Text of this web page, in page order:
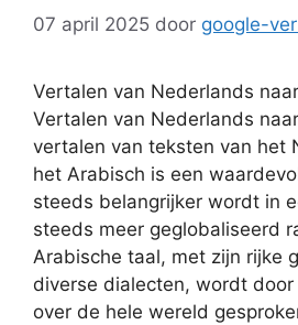
07 april 2025 door google-
Vertalen van Nederlands
Vertalen van Nederlands
vertalen van teksten van het
het Arabisch is een
steeds belangrijker wordt in
steeds meer geglobaliseerd
Arabische taal, met zijn rijke
diverse dialecten, wordt door
over de hele wereld